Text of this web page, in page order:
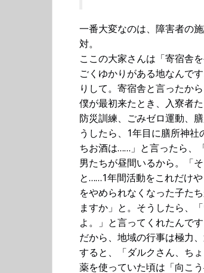
一番大変なのは、障害者の
対。
ここの大家さんは「寄宿舎
ごくゆかりがある地なんで
りして。寄宿舎と言ったか
僕が最初来たとき、入寮者
防災訓練、ごみゼロ運動、
うしたら、1年目に膳所神
ちお酒は……」と言ったら、
男たちが昼間いるから。「
と……1年間活動をこれだけ
をやめられなくなった子た
ますか」と。そうしたら、
よ。」と言ってくれたんです
だから、地域の行事は極力
すると、「ダルクさん、ち
薬を使っていた頃は「向こ